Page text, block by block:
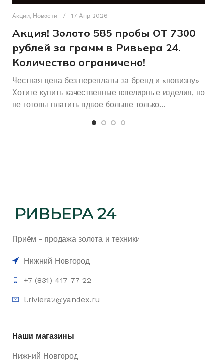
ДЛЯ КОГО Женщинам
СОСТОЯНИЕ Б/У
Акции, Новости 17 Апр 2026
Акция! Золото 585 пробы ОТ 7300
рублей за грамм в Ривьера 24.
Количество ограничено!
Честная цена без переплаты за бренд и «новизну»
Хотите купить качественные ювелирные изделия, но
не готовы платить вдвое больше только...
Приём - продажа золота и техники
Нижний Новгород
+7 (831) 417-77-22
l.riviera2@yandex.ru
Наши магазины
Нижний Новгород